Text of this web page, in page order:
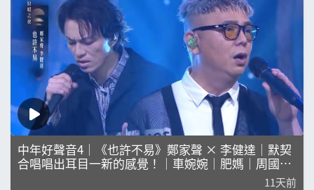
中年好聲音4｜《也許不易》鄭家聲 × 李健達｜默契
合唱唱出耳目一新的感覺！｜車婉婉｜肥媽｜周國豐
｜張佳添｜海兒｜鍾鎮濤｜米雪｜石修｜娛樂｜真人
11天前